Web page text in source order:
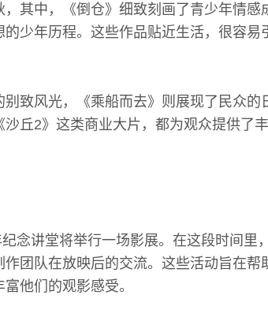
其中，《倒仓》细致刻画了青少年情感
的少年历程。这些作品贴近生活，很容易
别致风光，《乘船而去》则展现了民众的
丘2》这类商业大片，都为观众提供了
念讲堂将举行一场影展。在这段时间里
团队在放映后的交流。这些活动旨在帮
他们的观影感受。